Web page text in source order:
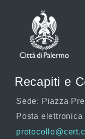
Recapiti e
Sede: Piazza
Posta